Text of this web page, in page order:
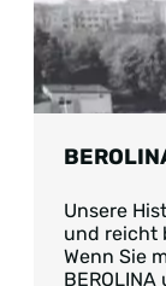
Unsere
und reicht
Wenn Sie